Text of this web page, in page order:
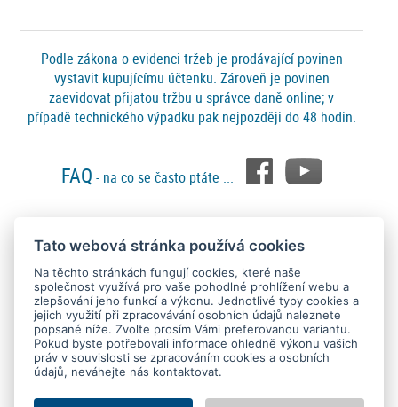
Podle zákona o evidenci tržeb je prodávající povinen
vystavit kupujícímu účtenku. Zároveň je povinen
zaevidovat přijatou tržbu u správce daně online; v
případě technického výpadku pak nejpozději do 48 hodin.
FAQ - na co se často ptáte ...
Platební metody
Copyright © 2015 - 2026SEO kvalitně
Kontakt
Ochrana osobních údajů O nás
Obchodní podmínky
Tato webová stránka používá cookies
Na těchto stránkách fungují cookies, které naše
společnost využívá pro vaše pohodlné prohlížení webu a
zlepšování jeho funkcí a výkonu. Jednotlivé typy cookies a
jejich využití při zpracovávání osobních údajů naleznete
popsané níže. Zvolte prosím Vámi preferovanou variantu.
Pokud byste potřebovali informace ohledně výkonu vašich
práv v souvislosti se zpracováním cookies a osobních
údajů, neváhejte nás kontaktovat.